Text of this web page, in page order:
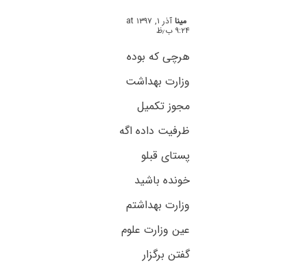
مینا آذر ۱, ۱۳۹۷ at
۹:۲۴ ب٫ظ
هرچی که بوده
وزارت بهداشت
مجوز تکمیل
ظرفیت داده اگه
پستای قبلو
خونده باشید
وزارت بهداشتم
عین وزارت علوم
گفتن برگزار